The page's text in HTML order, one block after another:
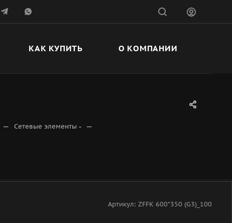
КАК КУПИТЬ О КОМПАНИИ
— Сетевые элементы —
Артикул: ZFFK 600*350 (G3)_100